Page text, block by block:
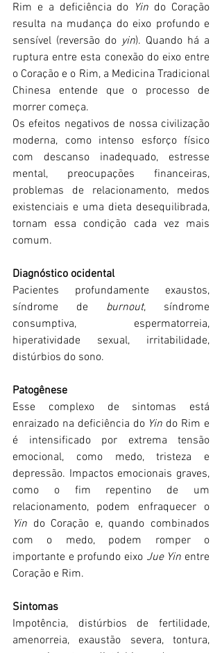
Rim e a deficiência do Yin do Coração
resulta na mudança do eixo profundo e
sensível (reversão do yin). Quando há a
ruptura entre esta conexão do eixo entre
o Coração e o Rim, a Medicina Tradicional
Chinesa entende que o processo de
morrer começa.
Os efeitos negativos de nossa civilização
moderna, como intenso esforço físico
com descanso inadequado, estresse
mental, preocupações financeiras,
problemas de relacionamento, medos
existenciais e uma dieta desequilibrada,
tornam essa condição cada vez mais
comum.
Diagnóstico ocidental
Pacientes profundamente exaustos,
síndrome de burnout, síndrome
consumptiva, espermatorreia,
hiperatividade sexual, irritabilidade,
distúrbios do sono.
Patogênese
Esse complexo de sintomas está
enraizado na deficiência do Yin do Rim e
é intensificado por extrema tensão
emocional, como medo, tristeza e
depressão. Impactos emocionais graves,
como o fim repentino de um
Yin do Coração e, quando combinados
com o medo, podem romper o
importante e profundo eixo Jue Yin entre
Coração e Rim.
Sintomas
Impotência, distúrbios de fertilidade,
amenorreia, exaustão severa, tontura,